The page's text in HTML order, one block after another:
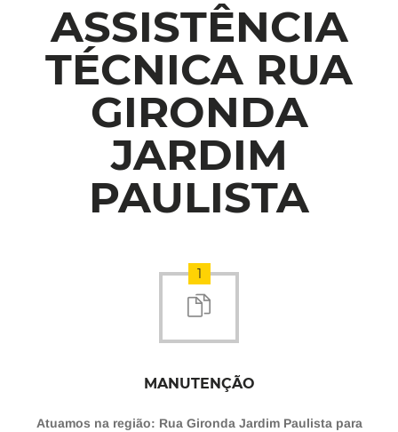
ASSISTÊNCIA
TÉCNICA RUA
GIRONDA
JARDIM
PAULISTA
1
MANUTENÇÃO
Atuamos na região: Rua Gironda Jardim Paulista para